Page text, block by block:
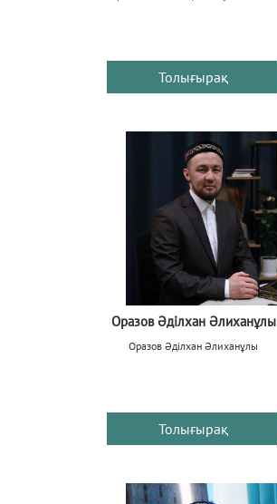
Толығырақ
Оразов Әділхан Әлиханұлы
Оразов Әділхан Әлиханұлы
Толығырақ